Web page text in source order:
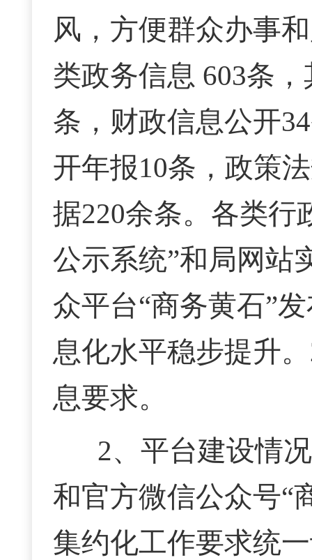
风，方便群众办事
类政务信息 603条
条，财政信息公开
开年报10条，政策
据220余条。各类行
公示系统”和局网站
众平台“商务黄石”
息化水平稳步提升
息要求。
2、平台建设情
和官方微信公众号“
集约化工作要求统